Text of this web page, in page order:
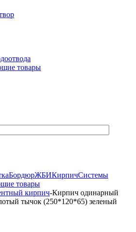
товары
БордюрЖБИКирпичСистемы
товары
кирпич-Кирпич одинарный
тычок (250*120*65) зеленый